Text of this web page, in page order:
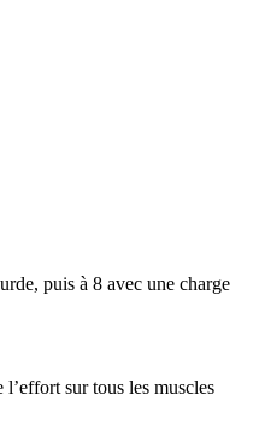
puis à 8 avec une charge
sur tous les muscles